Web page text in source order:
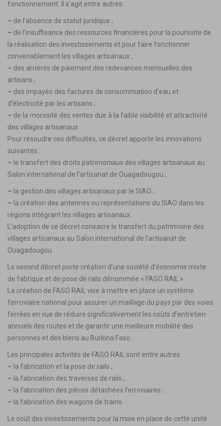
fonctionnement. Il s’agit entre autres :
– de l’absence de statut juridique ;
– de l’insuffisance des ressources financières pour la poursuite de
la réalisation des investissements et pour faire fonctionner
convenablement les villages artisanaux ;
– des arriérés de paiement des redevances mensuelles des
artisans ;
– des impayés des factures de consommation d’eau et
d’électricité par les artisans ;
– de la morosité des ventes due à la faible visibilité et attractivité
des villages artisanaux.
Pour résoudre ces difficultés, ce décret apporte les innovations
suivantes :
– le transfert des droits patrimoniaux des villages artisanaux au
Salon international de l’artisanat de Ouagadougou ;
– la gestion des villages artisanaux par le SIAO ;
– la création des antennes ou représentations du SIAO dans les
régions intégrant les villages artisanaux.
L’adoption de ce décret consacre le transfert du patrimoine des
villages artisanaux au Salon international de l’artisanat de
Ouagadougou.
Le second décret porte création d’une société d’économie mixte
de fabrique et de pose de rails dénommée « FASO RAIL ».
La création de FASO RAIL vise à mettre en place un système
ferroviaire national pour assurer un maillage du pays par des voies
ferrées en vue de réduire significativement les coûts d’entretien
annuels des routes et de garantir une meilleure mobilité des
personnes et des biens au Burkina Faso.
Les principales activités de FASO RAIL sont entre autres :
– la fabrication et la pose de rails ;
– la fabrication des traverses de rails ;
– la fabrication des pièces détachées ferroviaires ;
– la fabrication des wagons de trains.
Le coût des investissements pour la mise en place de cette unité